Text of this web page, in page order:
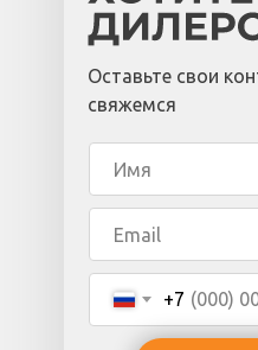
+7
Оставьте свои
свяжемся